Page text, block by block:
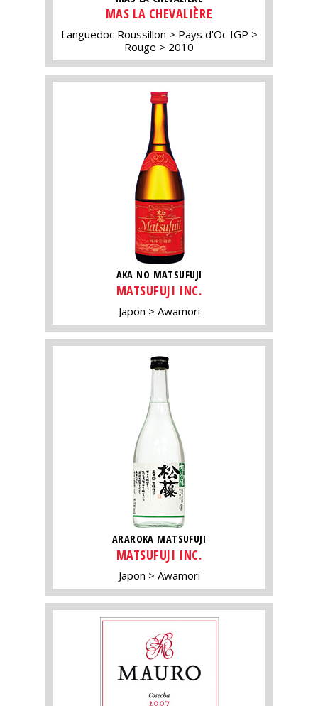
MAS LA CHEVALIÈRE
Languedoc Roussillon
Pays d'Oc IGP
Rouge
2010
AKA NO MATSUFUJI
MATSUFUJI INC.
Japon Awamori
ARAROKA MATSUFUJI
MATSUFUJI INC.
Japon Awamori